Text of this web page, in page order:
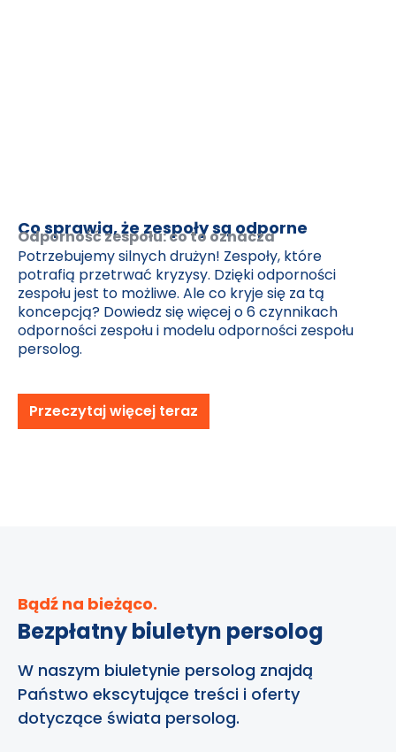
Co sprawia, że zespoły są odporne
Odporność zespołu: co to oznacza
Potrzebujemy silnych drużyn! Zespoły, które
potrafią przetrwać kryzysy. Dzięki odporności
zespołu jest to możliwe. Ale co kryje się za tą
koncepcją? Dowiedz się więcej o 6 czynnikach
odporności zespołu i modelu odporności zespołu
persolog.
Przeczytaj więcej teraz
Bądź na bieżąco.
Bezpłatny biuletyn persolog
W naszym biuletynie persolog znajdą
Państwo ekscytujące treści i oferty
dotyczące świata persolog.